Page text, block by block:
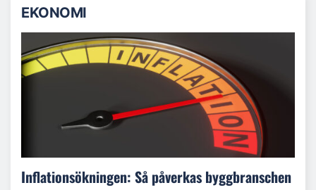
EKONOMI
Inflationsökningen: Så påverkas byggbranschen